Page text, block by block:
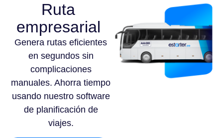
Ruta
empresarial
Genera rutas eficientes
en segundos sin
complicaciones
manuales. Ahorra tiempo
usando nuestro software
de planificación de
viajes.